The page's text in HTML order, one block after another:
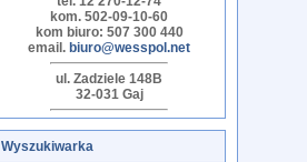
kom. 502-09-10-60
kom biuro: 507 300 440
email. biuro@wesspol.net
ul. Zadziele 148B
32-031 Gaj
Wyszukiwarka